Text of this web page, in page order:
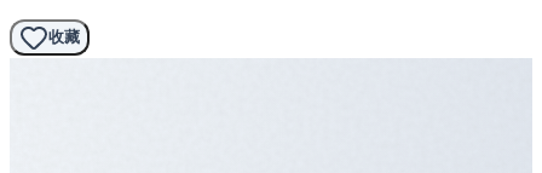
收藏